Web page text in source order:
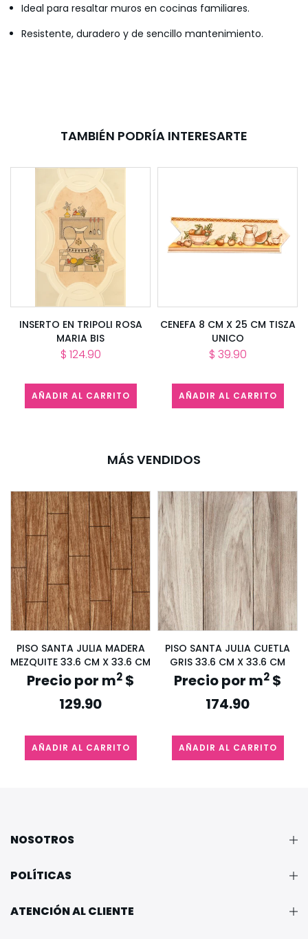
Ideal para resaltar muros en cocinas familiares.
Resistente, duradero y de sencillo mantenimiento.
TAMBIÉN PODRÍA INTERESARTE
INSERTO EN TRIPOLI ROSA
MARIA BIS
$ 124.90
AÑADIR AL CARRITO
CENEFA 8 CM X 25 CM TISZA
UNICO
$ 39.90
AÑADIR AL CARRITO
MÁS VENDIDOS
PISO SANTA JULIA MADERA
MEZQUITE 33.6 CM X 33.6 CM
Precio por m2 $
129.90
AÑADIR AL CARRITO
PISO SANTA JULIA CUETLA
GRIS 33.6 CM X 33.6 CM
Precio por m2 $
174.90
AÑADIR AL CARRITO
NOSOTROS
POLÍTICAS
ATENCIÓN AL CLIENTE